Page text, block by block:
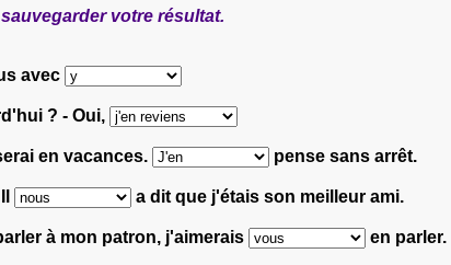
votre résultat.
avec
? - Oui,
en vacances. pense sans arrêt.
a dit que j'étais son meilleur ami.
à mon patron, j'aimerais en parler.